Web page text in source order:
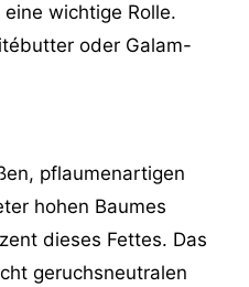
wichtige Rolle.
oder Galam-
pflaumenartigen
hohen Baumes
dieses Fettes. Das
geruchsneutralen